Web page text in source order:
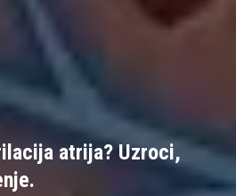
atrija? Uzroci,